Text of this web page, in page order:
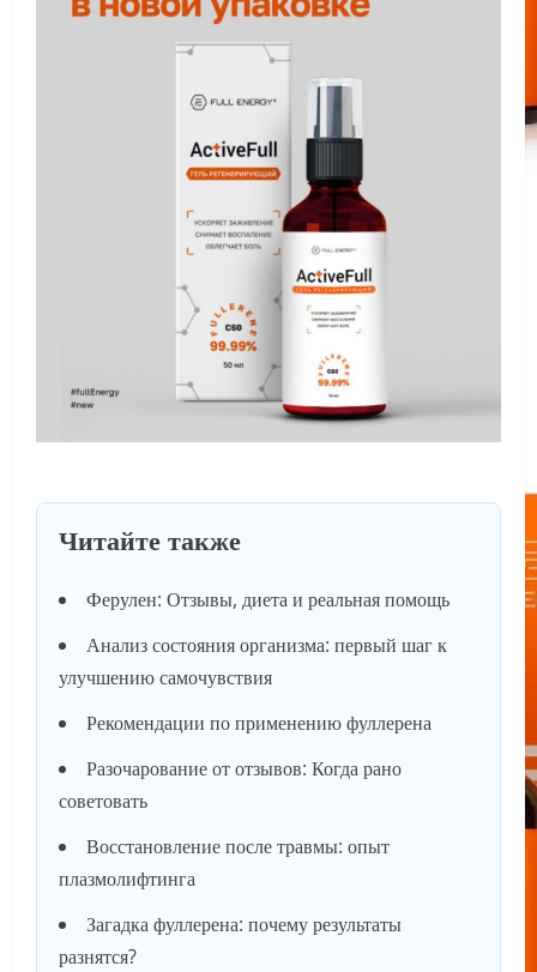
Читайте также
Ферулен: Отзывы, диета и реальная помощь
Анализ состояния организма: первый шаг к
улучшению самочувствия
Рекомендации по применению фуллерена
Разочарование от отзывов: Когда рано
советовать
Восстановление после травмы: опыт
плазмолифтинга
Загадка фуллерена: почему результаты
разнятся?